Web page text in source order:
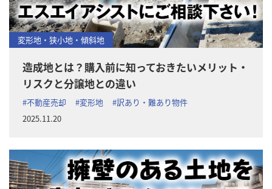
変形地・狭小地・傾斜地
造成地とは？購入前に知っておきたいメリット・
リスクと分譲地との違い
#不動産売却 #変形地
#訳あり・難あり物件
2025.11.20